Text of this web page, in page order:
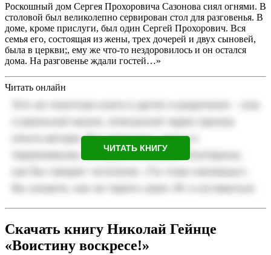
Роскошный дом Сергея Прохоровича Сазонова сиял огнями. В
столовой был великолепно сервирован стол для разговенья. В
доме, кроме прислуги, был один Сергей Прохорович. Вся
семья его, состоящая из жены, трех дочерей и двух сыновей,
была в церкви;, ему же что-то нездоровилось и он остался
дома. На разговенье ждали гостей…»
Читать онлайн
ЧИТАТЬ КНИГУ
Скачать книгу Николай Гейнце
«Воистину воскресе!»